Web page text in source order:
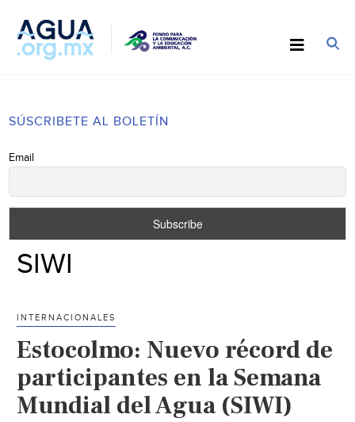
SÚSCRIBETE AL BOLETÍN
Email
SIWI
INTERNACIONALES
Estocolmo: Nuevo récord de
participantes en la Semana
Mundial del Agua (SIWI)